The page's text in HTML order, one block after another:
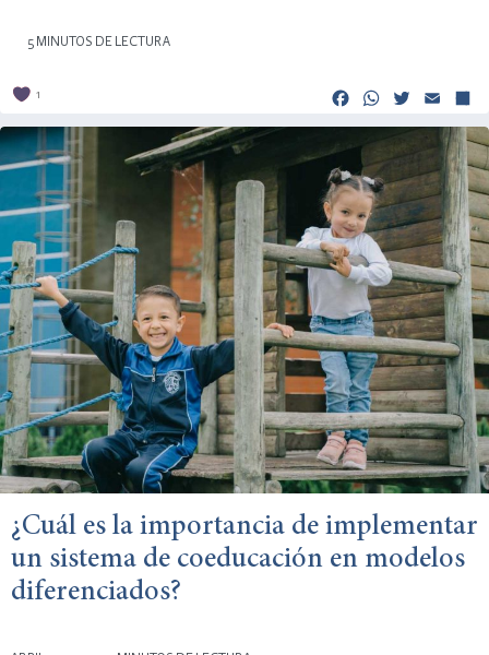
5 MINUTOS DE LECTURA
1 Facebook
¿Cuál es la importancia de implementar
un sistema de coeducación en modelos
diferenciados?